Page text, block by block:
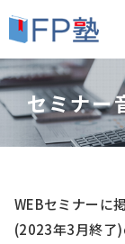
セミナ
WEBセミナーに
(2023年3月終了)